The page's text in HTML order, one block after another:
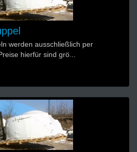
werden ausschließlich per
hierfür sind grö...